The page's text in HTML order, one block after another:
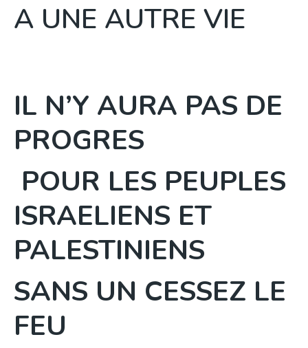
A UNE AUTRE VIE
IL N’Y AURA PAS DE
PROGRES
POUR LES PEUPLES
ISRAELIENS ET
PALESTINIENS
SANS UN CESSEZ LE
FEU